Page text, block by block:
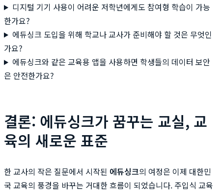
디지털 기기 사용이 어려운 저학년에게도 참여형 학습이 가능
한가요?
에듀싱크 도입을 위해 학교나 교사가 준비해야 할 것은 무엇인
가요?
에듀싱크와 같은 교육용 앱을 사용하면 학생들의 데이터 보안
은 안전한가요?
결론: 에듀싱크가 꿈꾸는 교실, 교
육의 새로운 표준
한 교사의 작은 질문에서 시작된 에듀싱크의 여정은 이제 대한민
국 교육의 풍경을 바꾸는 거대한 흐름이 되었습니다. 주입식 교육